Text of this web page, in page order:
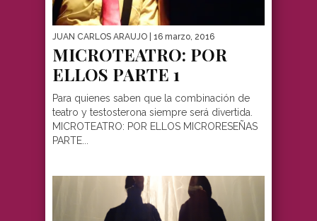
JUAN CARLOS ARAUJO | 16 marzo, 2016
MICROTEATRO: POR
ELLOS PARTE 1
Para quienes saben que la combinación de
teatro y testosterona siempre será divertida.
MICROTEATRO: POR ELLOS MICRORESEÑAS
PARTE...